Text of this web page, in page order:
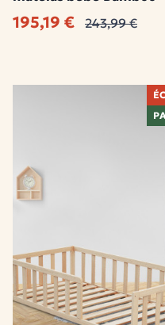
195,19 € 243,99 €